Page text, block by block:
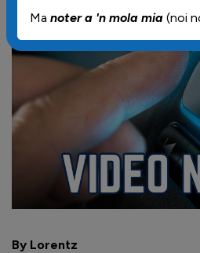
By Lorentz
Ma noter a 'n mola mia (noi